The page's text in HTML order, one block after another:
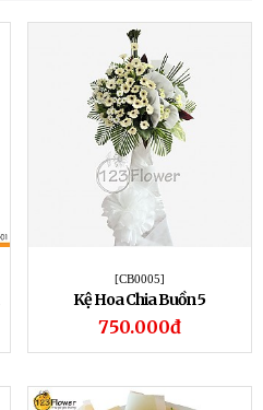
[CB0005]
Kệ Hoa Chia Buồn 5
750.000đ